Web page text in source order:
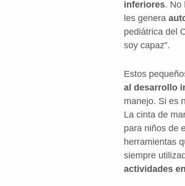
inferiores. No
les genera
pediátrica del
soy capaz”.
Estos
al desarrollo
manejo. Si es
La cinta de
para niños de
herramientas
siempre
actividades